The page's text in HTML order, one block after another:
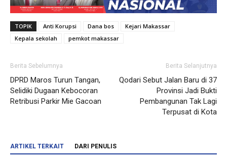
TOPIK Anti Korupsi Dana bos
Kejari Makassar
Kepala sekolah
pemkot makassar
Berita Sebelumnya
DPRD Maros Turun Tangan,
Selidiki Dugaan Kebocoran
Retribusi Parkir Mie Gacoan
Berita Selanjutnya
Qodari Sebut Jalan Baru di 37
Provinsi Jadi Bukti
Pembangunan Tak Lagi
Terpusat di Kota
ARTIKEL TERKAIT DARI PENULIS